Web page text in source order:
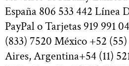
España 806 533 442 Línea
PayPal o Tarjetas 919 991
(833) 7520 México +52
Aires, Argentina+54 (11)